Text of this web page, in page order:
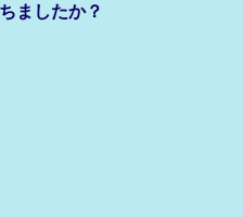
ましたか？